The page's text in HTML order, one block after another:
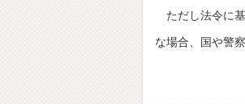
ただし法令に
な場合、国や警